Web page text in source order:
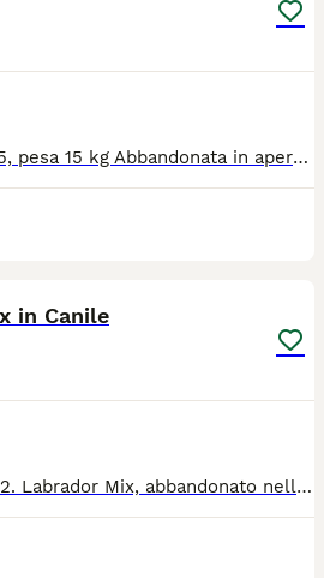
Arya, nata il 20/08/2025, pesa 15 kg Abbandonata in aperta campagna, sola e disperata. Poi è stata presa dalle guardie del canile e portata dentro. Ache se li apparentemente è al sicuro, sicuramente non è il posto per una cucciola. Per lei ora cerchiamo una bella casa, una famiglia ed una bella vita ! Va d'accordo con tutti, perchè lei è dolce e buona ! Per tutte le info chiamate il 0039/3714497821
in Canile
Ettore, nato il 17/11/2022. Labrador Mix, abbandonato nella pampas sconfinata della sicilia. Trovato in condizione pietose dai soccoritori. Ora è stato curato e sta bene, ma li manca la cosa fondamentale. Una casa, una famiglia e tutta le felicità del mondo, che un cane dolce, buono e gioioso merita. Va d'accordo con ogni essere vivente. Per tutte le info chiamate 0039/3714497821